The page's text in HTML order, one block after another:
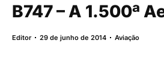
B747 – A 1.500ª
Editor 29 de junho de 2014 Aviação